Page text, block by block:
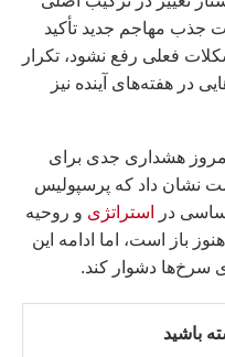
جذب مهاجم جدید تأکید
فعلی رفع نشود، تکرار
در هفته‌های آینده نیز
هشداری جدی برای
نشان داد که پرسپولیس
در
استراتژی و روحیه
باز است، اما ادامه این
سرخ‌ها دشوار کند.
باشید